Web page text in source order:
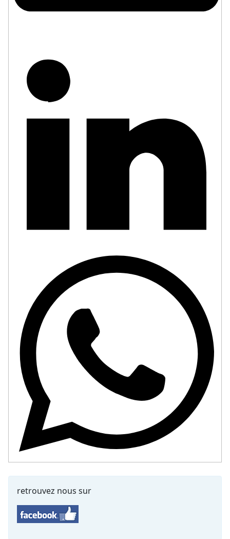
retrouvez nous sur